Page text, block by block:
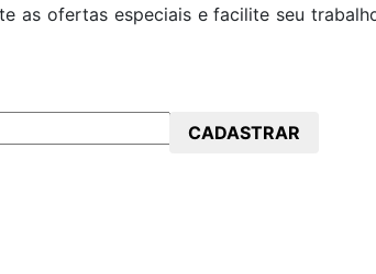
as ofertas especiais e facilite seu
CADASTRAR